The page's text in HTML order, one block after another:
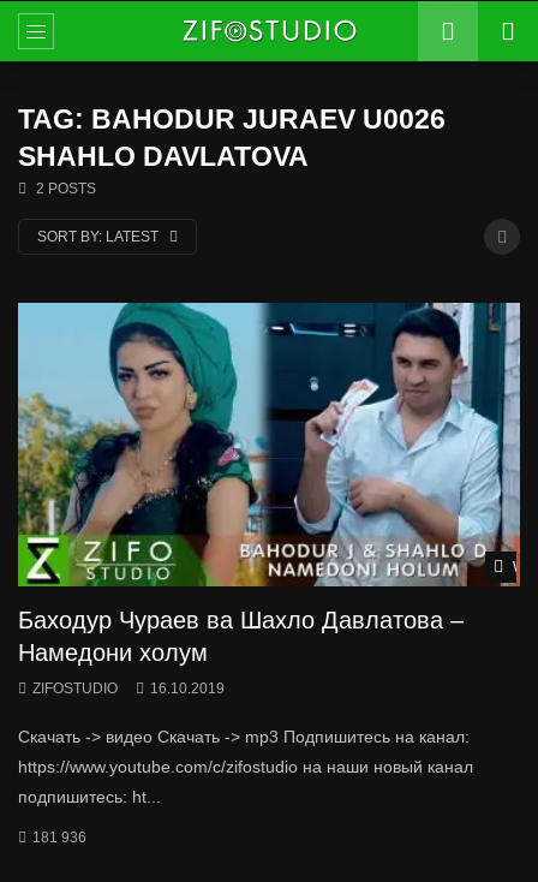
TAG: BAHODUR JURAEV U0026
SHAHLO DAVLATOVA
2 POSTS
SORT BY: LATEST
Баходур Чураев ва Шахло Давлатова –
Намедони холум
ZIFOSTUDIO 16.10.2019
Скачать -> видео Скачать -> mp3 Подпишитесь на канал:
https://www.youtube.com/c/zifostudio на наши новый канал
подпишитесь: ht...
181 936